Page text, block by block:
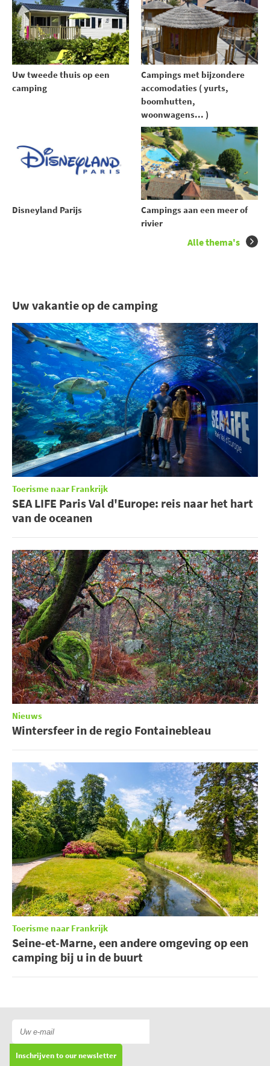
Uw tweede thuis op een
camping
Campings met bijzondere
accomodaties ( yurts,
boomhutten,
woonwagens... )
Disneyland Parijs
Campings aan een meer of
rivier
Alle thema's
Uw vakantie op de camping
Toerisme naar Frankrijk
SEA LIFE Paris Val d'Europe: reis naar het hart
van de oceanen
Nieuws
Wintersfeer in de regio Fontainebleau
Toerisme naar Frankrijk
Seine-et-Marne, een andere omgeving op een
camping bij u in de buurt
Inschrijven to our newsletter